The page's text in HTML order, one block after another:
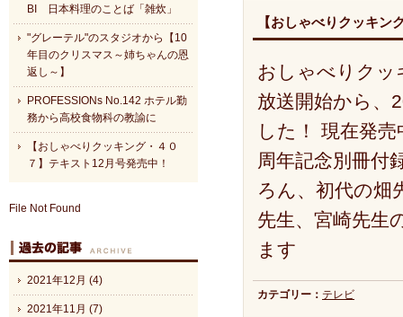
【おしゃべりクッキ
おしゃべりクッ
放送開始から、
した！ 現在発
周年記念別冊付
ろん、初代の畑
先生、宮崎先生
ます
カテゴリー： テレビ
BI 日本料理のことば「雑炊」
"グレーテル"のスタジオから【10
年目のクリスマス～姉ちゃんの恩
返し～】
PROFESSIONs No.142 ホテル勤
務から高校食物科の教諭に
【おしゃべりクッキング・４０
７】テキスト12月号発売中！
File Not Found
2021年12月 (4)
2021年11月 (7)